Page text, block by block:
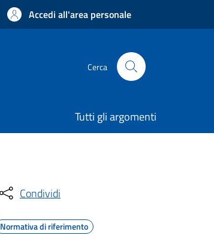
Accedi all'area personale
Cerca
Tutti gli argomenti
Condividi
Normativa di riferimento